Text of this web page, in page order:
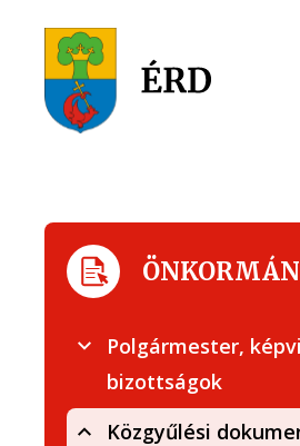
Polgármester,
bizottságok
Közgyűlési